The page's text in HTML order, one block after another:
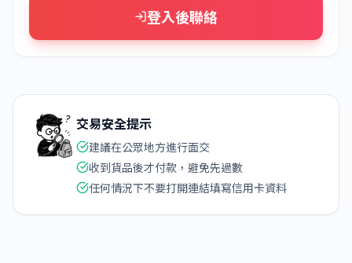
登入後聯絡
交易安全提示
建議在公眾地方進行面交
收到貨品後才付款，避免先過數
任何情況下不要打開連結填寫信用卡資料